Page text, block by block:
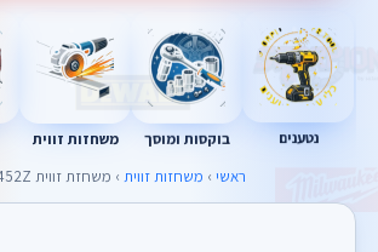
נטענים בוקסות ומוסך משחזות זווית
ראשי › משחזות זווית › משחזת זווית DGA452Z